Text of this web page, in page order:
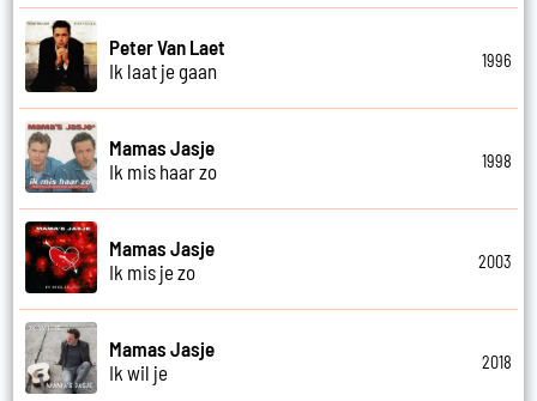
Peter Van Laet
Ik laat je gaan
1996
Mamas Jasje
Ik mis haar zo
1998
Mamas Jasje
Ik mis je zo
2003
Mamas Jasje
Ik wil je
2018